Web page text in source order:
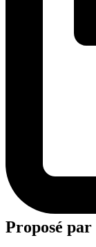
Proposé par